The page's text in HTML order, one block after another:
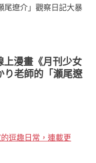
上漫畫《月刊少女
り老師的「瀬尾遼
逗趣日常，連載更